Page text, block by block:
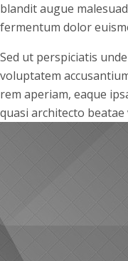
blandit augue
fermentum dolor
Sed ut perspiciatis
voluptatem
rem aperiam, eaque
quasi architecto beatae